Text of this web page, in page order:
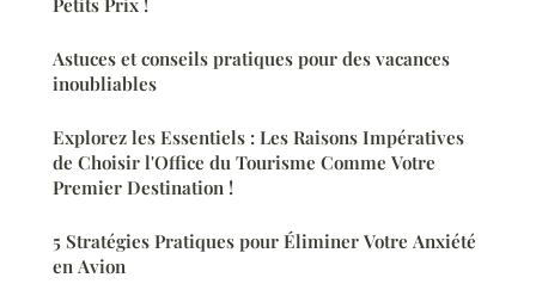
Petits Prix !
Astuces et conseils pratiques pour des vacances
inoubliables
Explorez les Essentiels : Les Raisons Impératives
de Choisir l'Office du Tourisme Comme Votre
Premier Destination !
5 Stratégies Pratiques pour Éliminer Votre Anxiété
en Avion